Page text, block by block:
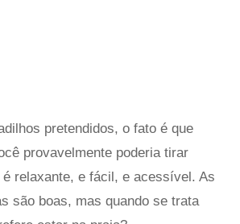
pretendidos, o fato é que
provavelmente poderia tirar
relaxante, e fácil, e acessível. As
são boas, mas quando se trata